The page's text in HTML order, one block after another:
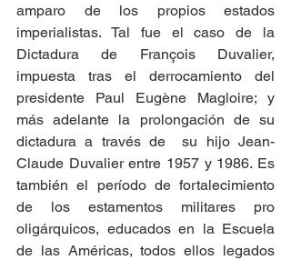
amparo de los propios estados
imperialistas. Tal fue el caso de la
Dictadura de François Duvalier,
impuesta tras el derrocamiento del
presidente Paul Eugène Magloire; y
más adelante la prolongación de su
dictadura a través de  su hijo Jean-
Claude Duvalier entre 1957 y 1986. Es
también el período de fortalecimiento
de los estamentos militares pro
oligárquicos, educados en la Escuela
de las Américas, todos ellos legados